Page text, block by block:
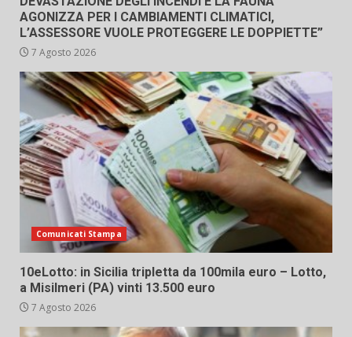
AGONIZZA PER I CAMBIAMENTI CLIMATICI,
L’ASSESSORE VUOLE PROTEGGERE LE DOPPIETTE”
7 Agosto 2026
Comunicati Stampa
10eLotto: in Sicilia tripletta da 100mila euro – Lotto,
a Misilmeri (PA) vinti 13.500 euro
7 Agosto 2026